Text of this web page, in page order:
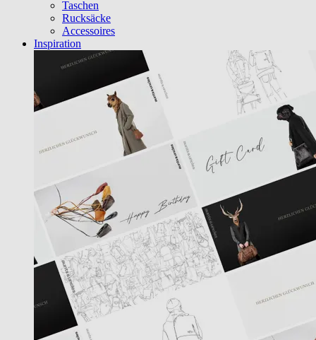
Taschen
Rucksäcke
Accessoires
Inspiration